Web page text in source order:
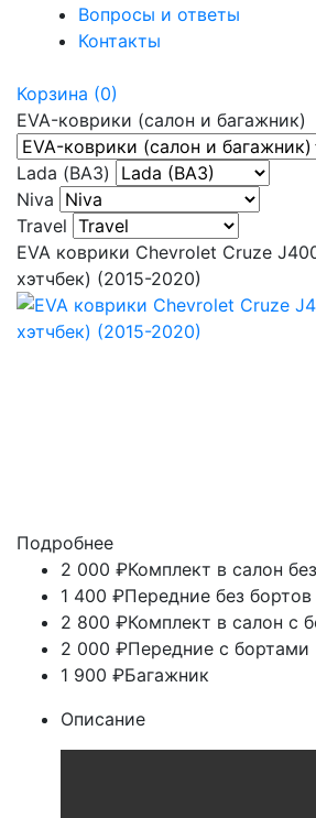
Вопросы и ответы
Контакты
Корзина (0)
EVA-коврики (салон и багажник)
Lada (ВАЗ)
Niva
Travel
EVA коврики Chevrolet Cruze
хэтчбек) (2015-2020)
Подробнее
2 000 ₽Комплект в салон
1 400 ₽Передние без бортов
2 800 ₽Комплект в салон с
2 000 ₽Передние с бортами
1 900 ₽Багажник
Описание